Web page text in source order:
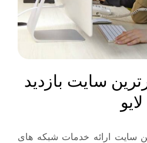
سایت بازدید
لایو
سایت ارائه خدمات شبکه های